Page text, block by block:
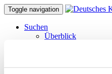
Toggle navigation
Suchen
Überblick